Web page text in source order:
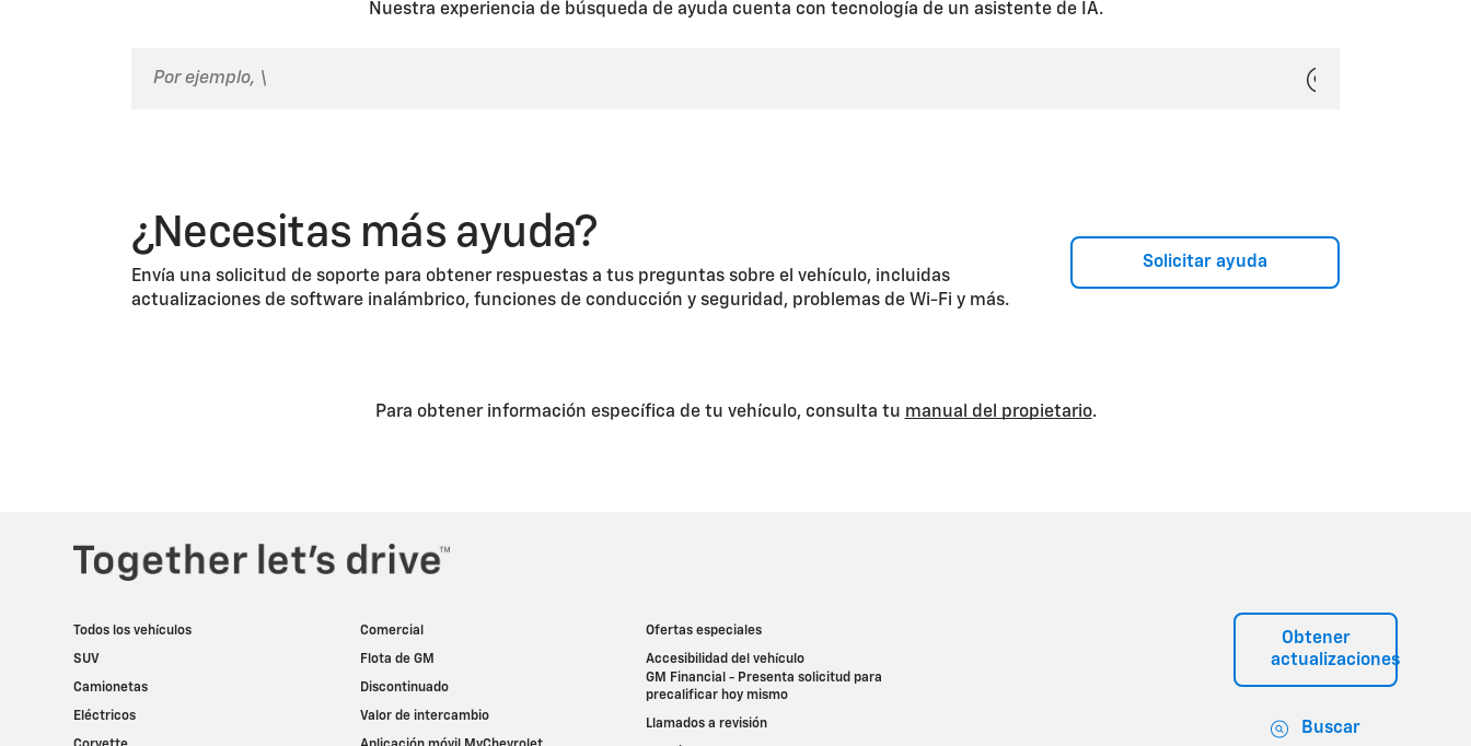
Nuestra experiencia de búsqueda de ayuda cuenta con tecnología de un asistente de IA.
¿Necesitas más ayuda?
Envía una solicitud de soporte para obtener respuestas a tus preguntas sobre el vehículo, incluidas
actualizaciones de software inalámbrico, funciones de conducción y seguridad, problemas de Wi-Fi y más.
Solicitar ayuda
Para obtener información específica de tu vehículo, consulta tu manual del propietario.